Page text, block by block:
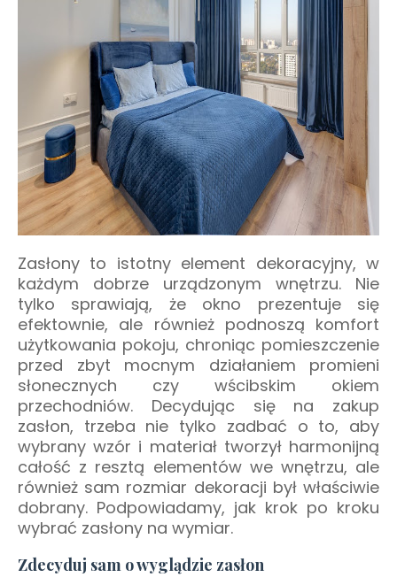
Zasłony to istotny element dekoracyjny, w
każdym dobrze urządzonym wnętrzu. Nie
tylko sprawiają, że okno prezentuje się
efektownie, ale również podnoszą komfort
użytkowania pokoju, chroniąc pomieszczenie
przed zbyt mocnym działaniem promieni
słonecznych czy wścibskim okiem
przechodniów. Decydując się na zakup
zasłon, trzeba nie tylko zadbać o to, aby
wybrany wzór i materiał tworzył harmonijną
całość z resztą elementów we wnętrzu, ale
również sam rozmiar dekoracji był właściwie
dobrany. Podpowiadamy, jak krok po kroku
wybrać zasłony na wymiar.
Zdecyduj sam o wyglądzie zasłon